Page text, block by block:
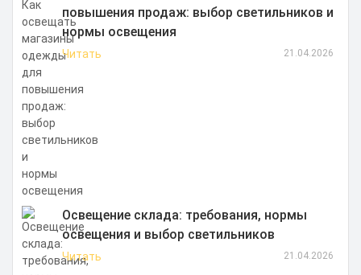
повышения продаж: выбор светильников и
нормы освещения
Читать 21.04.2026
Освещение склада: требования, нормы
освещения и выбор светильников
Читать 21.04.2026